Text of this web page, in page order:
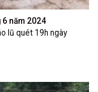
6 năm 2024
lũ quét 19h ngày